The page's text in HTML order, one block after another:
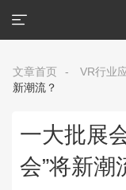
文章首页 - VR行业
新潮流？
一大批展
会”将新潮